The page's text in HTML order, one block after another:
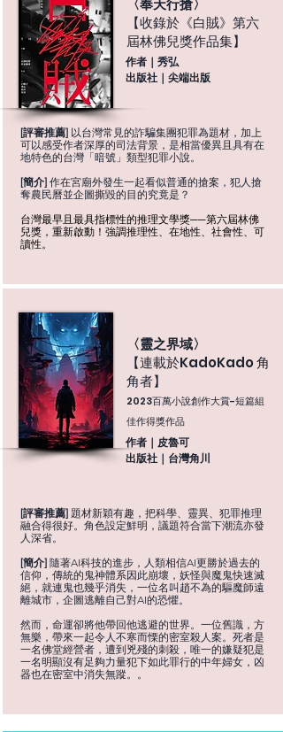
〈奉天行搶〉
【收錄於《白賊》第六
屆林佛兒獎作品集】
作者｜秀弘
出版社｜尖端出版
[評審推薦] 以台灣常見的詐騙集團犯罪為題材，加上
可以感受作者深厚的司法背景，是相當優異且具有在
地特色的台灣「暗號」類型犯罪小說。
[簡介] 作在宮廟外發生一起看似普通的搶案，犯人搶
奪農民曆並企圖撕毀的目的究竟是？
台灣最早且最具指標性的推理文學獎──第六屆林佛
兒獎，重新啟動！ 強調推理性、在地性、社會性、可
讀性。
〈靈之界域〉
【連載於KadoKado 角
角者】
2023百萬小說創作大賞-短篇組
佳作得獎作品
作者｜皮魯可
出版社｜台灣角川
[評審推薦] 題材新穎有趣，把科學、靈異、犯罪推理
融合得很好。角色設定鮮明，議題符合當下潮流亦發
人深省。
[簡介] 隨著AI科技的進步，人類相信AI更勝於過去的
信仰，傳統的鬼神體系因此崩壞，妖怪與魔鬼快速滅
絕，就連鬼也幾乎消失，一位名叫趙不為的驅魔師遠
離城市，企圖逃離自己對AI的恐懼。
然而，命運卻將他帶回他逃避的世界。一位舊識，方
無樂，帶來一起令人不寒而慄的密室殺人案。死者是
一名佛堂經營者，遭到兇殘的刺殺，唯一的嫌疑犯是
一名明顯沒有足夠力量犯下如此罪行的中年婦女，凶
器也在密室中消失無蹤。。